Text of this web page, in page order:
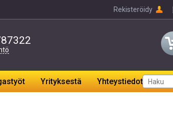
Rekisteröidy
Yrityksestä Yhteystiedot